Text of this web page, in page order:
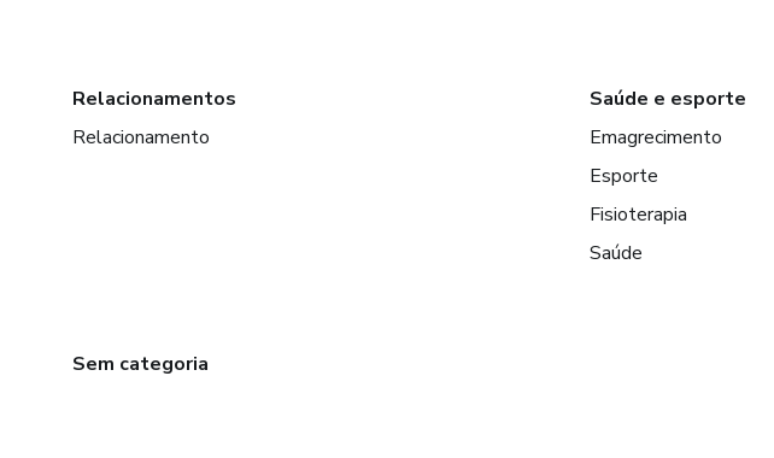
Relacionamentos
Relacionamento
Saúde e esporte
Emagrecimento
Esporte
Fisioterapia
Saúde
Sem categoria